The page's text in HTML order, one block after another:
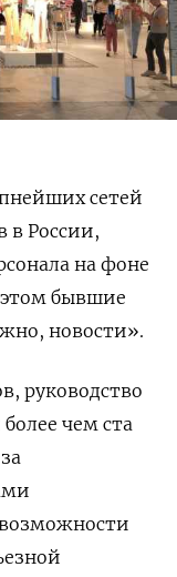
сетей
в России,
на фоне
бывшие
новости».
руководство
чем ста